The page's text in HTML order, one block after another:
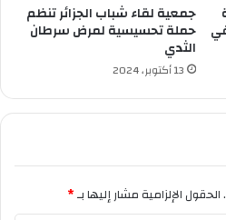
جمعية لقاء شباب الجزائر تنظم
حملة تحسيسية لمرض سرطان
الثدي
13 أكتوبر، 2024
الحقول الإلزامية مشار إليها بـ*